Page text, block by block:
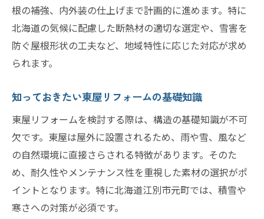
根の補強、内外装の仕上げまで計画的に進めます。特に
北海道の気候に配慮した断熱材の適切な選定や、雪害を
防ぐ屋根形状の工夫など、地域特性に応じた対応が求め
られます。
知っておきたい東屋リフォームの基礎知識
東屋リフォームを検討する際は、構造の基礎知識が不可
欠です。東屋は屋外に設置されるため、雨や雪、風など
の自然環境に直接さらされる特徴があります。そのた
め、耐久性やメンテナンス性を重視した素材の選択がポ
イントとなります。特に北海道江別市元町では、積雪や
寒さへの対策が必須です。